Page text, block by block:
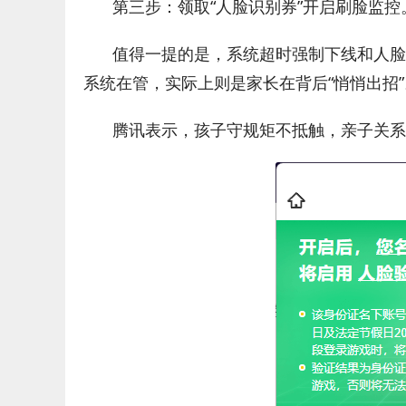
第三步：领取“人脸识别券”开启刷脸监控
值得一提的是，系统超时强制下线和人
系统在管，实际上则是家长在背后“悄悄出招
腾讯表示，孩子守规矩不抵触，亲子关